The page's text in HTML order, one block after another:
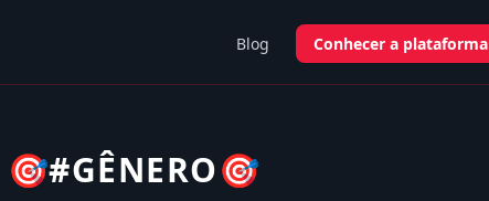
Blog Conhecer a plataforma
🎯#GÊNERO🎯